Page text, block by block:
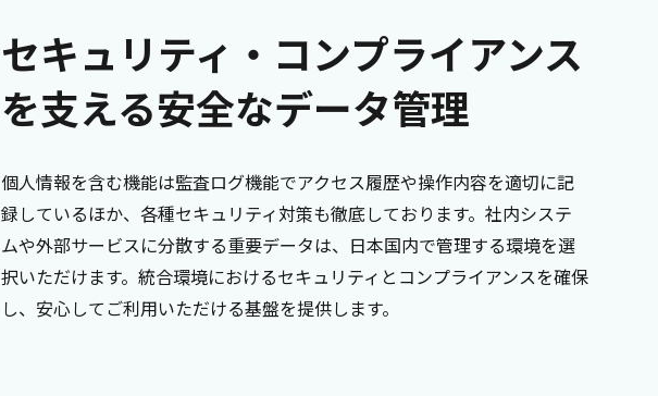
セキュリティ・コンプライアンス
を支える安全なデータ管理
個人情報を含む機能は監査ログ機能でアクセス履歴や操作内容を適切に記
録しているほか、各種セキュリティ対策も徹底しております。社内システ
ムや外部サービスに分散する重要データは、日本国内で管理する環境を選
択いただけます。統合環境におけるセキュリティとコンプライアンスを確保
し、安心してご利用いただける基盤を提供します。